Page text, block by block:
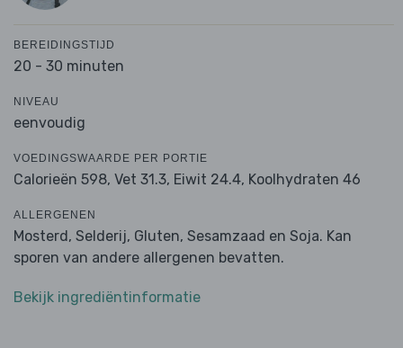
BEREIDINGSTIJD
20 - 30 minuten
NIVEAU
eenvoudig
VOEDINGSWAARDE PER PORTIE
Calorieën 598, Vet 31.3, Eiwit 24.4, Koolhydraten 46
ALLERGENEN
Mosterd, Selderij, Gluten, Sesamzaad en Soja. Kan
sporen van andere allergenen bevatten.
Bekijk ingrediëntinformatie